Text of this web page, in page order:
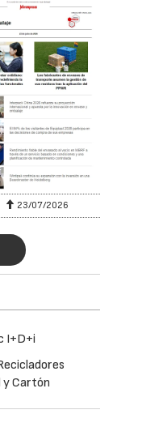
23/07/2026